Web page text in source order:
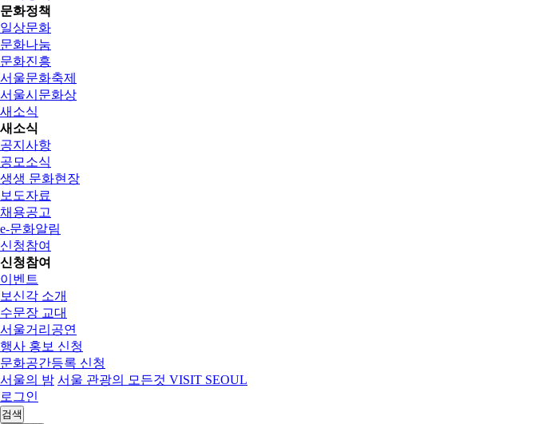
문화정책
일상문화
문화나눔
문화진흥
서울문화축제
서울시문화상
새소식
새소식
공지사항
공모소식
생생 문화현장
보도자료
채용공고
e-문화알림
신청참여
신청참여
이벤트
보신각 소개
수문장 교대
서울거리공연
행사 홍보 신청
문화공간등록 신청
서울의 밤 서울 관광의 모든것 VISIT SEOUL
로그인
검색